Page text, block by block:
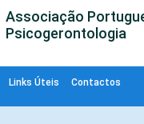
Associação
Psicogerontologia
Links Úteis Contactos